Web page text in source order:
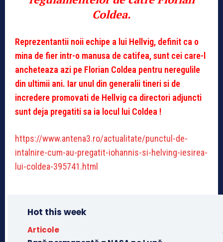
Coldea.
Reprezentantii noii echipe a lui Hellvig, definit ca o
mina de fier intr-o manusa de catifea, sunt cei care-l
ancheteaza azi pe Florian Coldea pentru neregulile
din ultimii ani. Iar unul din generalii tineri si de
incredere promovati de Hellvig ca directori adjuncti
sunt deja pregatiti sa ia locul lui Coldea !
https://www.antena3.ro/actualitate/punctul-de-
intalnire-cum-au-pregatit-iohannis-si-helving-iesirea-
lui-coldea-395741.html
Hot this week
Articole